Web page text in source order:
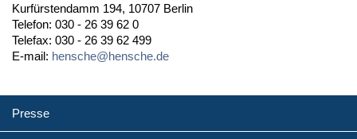
Kurfürstendamm 194, 10707 Berlin
Telefon: 030 - 26 39 62 0
Telefax: 030 - 26 39 62 499
E-mail: hensche@hensche.de
Presse